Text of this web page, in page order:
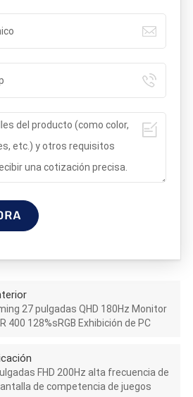
27 pulgadas QHD 180Hz Monitor
400 128%sRGB Exhibición de PC
FHD 200Hz alta frecuencia de
de competencia de juegos